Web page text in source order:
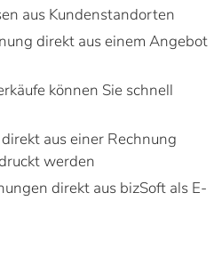
aus Kundenstandorten
direkt aus einem Angebot
können Sie schnell
aus einer Rechnung
werden
direkt aus bizSoft als E-